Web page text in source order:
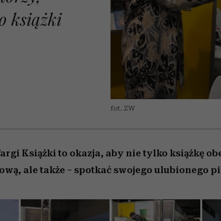
w seksie?
książki
fot. ZW
Książki to okazja, aby nie tylko książkę
ale także – spotkać swojego ulubionego